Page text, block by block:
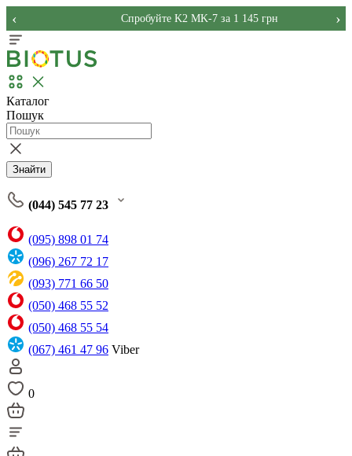
Спробуйте K2 MK-7 за 1 145 грн
‹ ›
Каталог
Пошук
Знайти
(044) 545 77 23
(095) 898 01 74
(096) 267 72 17
(093) 771 66 50
(050) 468 55 52
(050) 468 55 54
(067) 461 47 96 Viber
0